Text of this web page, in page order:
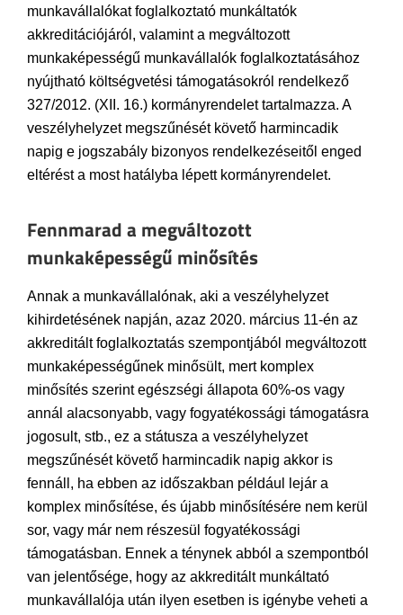
munkavállalókat foglalkoztató munkáltatók
akkreditációjáról, valamint a megváltozott
munkaképességű munkavállalók foglalkoztatásához
nyújtható költségvetési támogatásokról rendelkező
327/2012. (XII. 16.) kormányrendelet tartalmazza. A
veszélyhelyzet megszűnését követő harmincadik
napig e jogszabály bizonyos rendelkezéseitől enged
eltérést a most hatályba lépett kormányrendelet.
Fennmarad a megváltozott
munkaképességű minősítés
Annak a munkavállalónak, aki a veszélyhelyzet
kihirdetésének napján, azaz 2020. március 11-én az
akkreditált foglalkoztatás szempontjából megváltozott
munkaképességűnek minősült, mert komplex
minősítés szerint egészségi állapota 60%-os vagy
annál alacsonyabb, vagy fogyatékossági támogatásra
jogosult, stb., ez a státusza a veszélyhelyzet
megszűnését követő harmincadik napig akkor is
fennáll, ha ebben az időszakban például lejár a
komplex minősítése, és újabb minősítésére nem kerül
sor, vagy már nem részesül fogyatékossági
támogatásban. Ennek a ténynek abból a szempontból
van jelentősége, hogy az akkreditált munkáltató
munkavállalója után ilyen esetben is igénybe veheti a